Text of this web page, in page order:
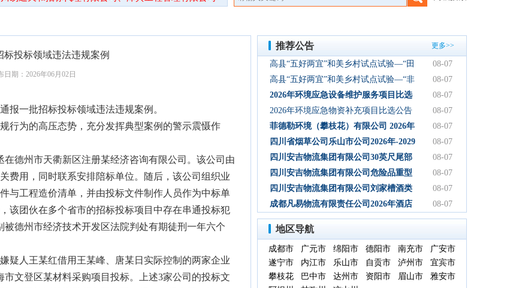
投标领域违法违规案例
日期：2026年06月02日
一批招标投标领域违法违规案例。
为的高压态势，充分发挥典型案例的警示震慑作
德州市天衢新区注册某经济咨询有限公司。该公司由
费用，同时联系安排陪标单位。随后，该公司组织业
与工程造价清单，并由投标文件制作人员作为中标单
该团伙在多个省市的招标投标项目中存在串通投标犯
德州市经济技术开发区法院判处有期徒刑一年六个
人王某红借用王某峰、唐某日实际控制的两家企业
文登区某材料采购项目投标。上述3家公司的投标文
推荐公告 更多>>
高县“五好两宜”和美乡村试点试验—“田
园逸趣•农耕研学”农文旅融合新场景项
目初步设计服务结果公告
08-07
高县“五好两宜”和美乡村试点试验—“非
遗传承·研学体验”文化产业园建设项目
初步设计服务结果公告
08-07
2026年环境应急设备维护服务项目比选
公告
08-07
2026年环境应急物资补充项目比选公告
08-07
菲德勒环境（攀枝花）有限公司 2026年
第三季度第二次碳酸钠 招标公告（第二
次）
08-07
四川省烟草公司乐山市公司2026年-2029
年乐山物流中心卷烟装卸分拣服务中标
候选人公示
08-07
四川安吉物流集团有限公司30英尺尾部
自卸式集装箱采购项目成交候选人公示
08-07
四川安吉物流集团有限公司危险品重型
罐式半挂车项目成交候选人公示
08-07
四川安吉物流集团有限公司刘家槽酒类
绿色智慧物流园职业病危害预评价服务
（二次）成交候选人公示
08-07
成都凡易物流有限责任公司2026年酒店
空调采购及安装项目（第三次）评审结
果公示
08-07
地区导航
成都市 广元市 绵阳市 德阳市 南充市
广安市
遂宁市
内江市 乐山市 自贡市 泸州市
宜宾市
攀枝花
巴中市 达州市 资阳市 眉山市
雅安市